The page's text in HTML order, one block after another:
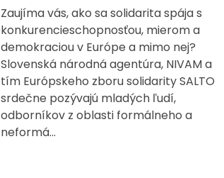
Zaujíma vás, ako sa solidarita spája s
konkurencieschopnosťou, mierom a
demokraciou v Európe a mimo nej?
Slovenská národná agentúra, NIVAM a
tím Európskeho zboru solidarity SALTO
srdečne pozývajú mladých ľudí,
odborníkov z oblasti formálneho a
neformá...